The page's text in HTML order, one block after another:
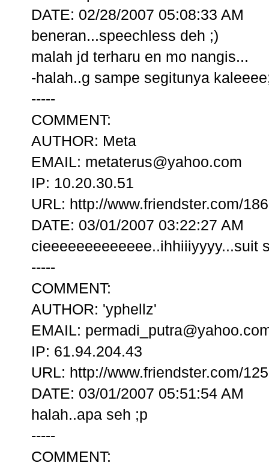
DATE: 02/28/2007 05:08:33 AM
beneran...speechless deh ;)
malah jd terharu en mo nangis...
-halah..g sampe segitunya
-----
COMMENT:
AUTHOR: Meta
EMAIL: metaterus@yahoo.com
IP: 10.20.30.51
URL: http://www.friendster.com/
DATE: 03/01/2007 03:22:27 AM
cieeeeeeeeeeeee..ihhiiiyyyy...suit
-----
COMMENT:
AUTHOR: 'yphellz'
EMAIL:
IP: 61.94.204.43
URL: http://www.friendster.com/
DATE: 03/01/2007 05:51:54 AM
halah..apa seh ;p
-----
COMMENT: